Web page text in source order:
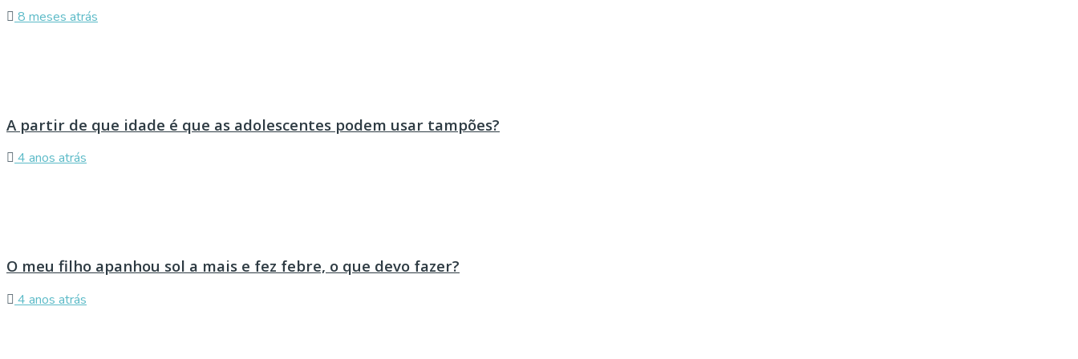
8 meses atrás
A partir de que idade é que as adolescentes podem usar tampões?
4 anos atrás
O meu filho apanhou sol a mais e fez febre, o que devo fazer?
4 anos atrás